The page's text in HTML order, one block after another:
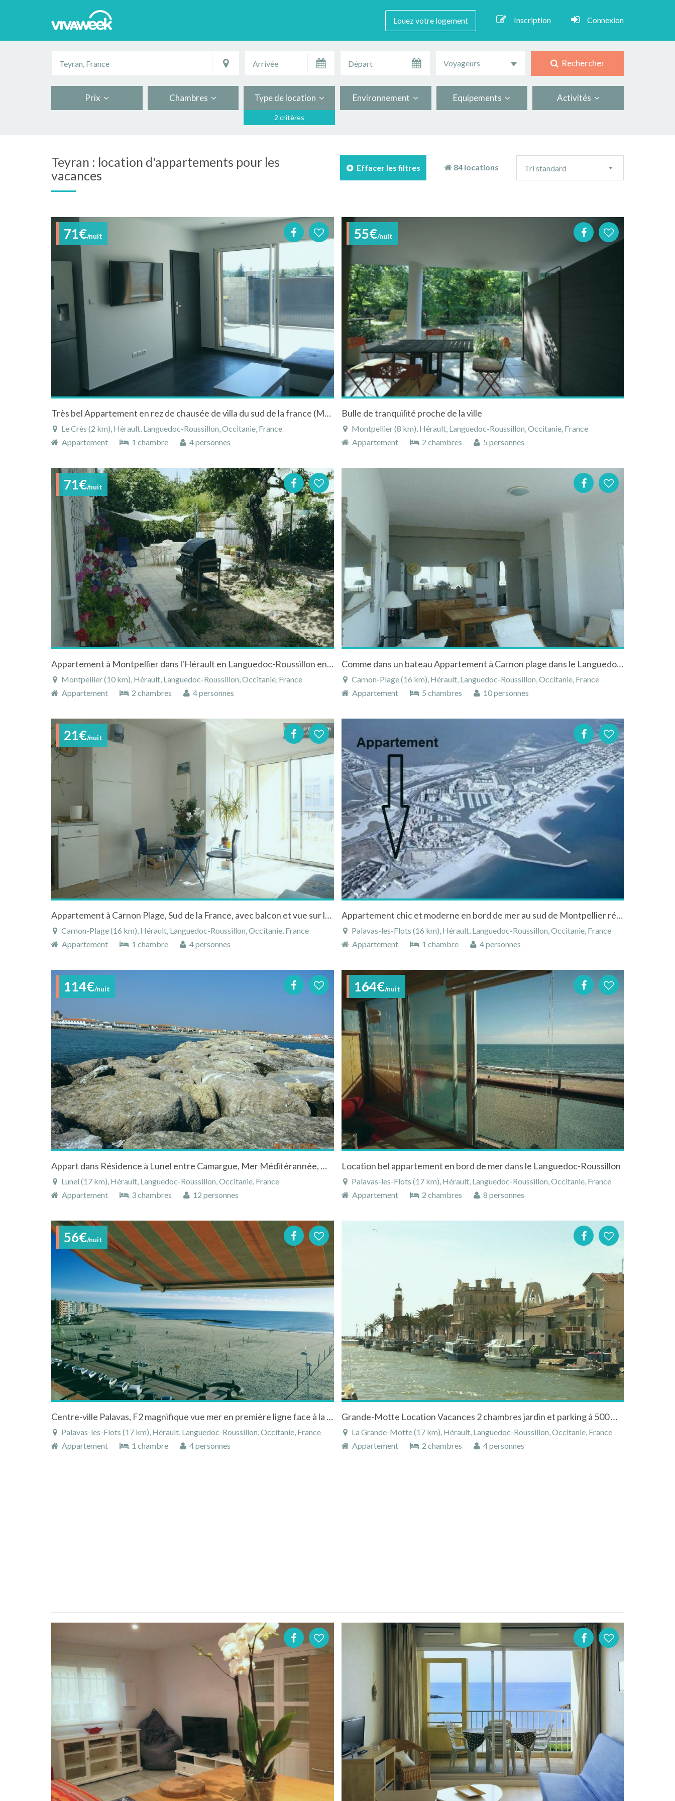
Louez votre logement Inscription Connexion
Voyageurs Rechercher
Prix Chambres Type de location
2 critères
Environnement Equipements Activités
Teyran : location d'appartements pour les
vacances
Effacer les filtres 84 locations
tri
Tri standard
71€/nuit
Très bel Appartement en rez de chausée de villa du sud de la france (Montpellier)
Le Crès (2 km), Hérault, Languedoc-Roussillon, Occitanie, France
Appartement
1 chambre 4 personnes
55€/nuit
Bulle de tranquilité proche de la ville
Montpellier (8 km), Hérault, Languedoc-Roussillon, Occitanie, France
Appartement
2 chambres 5 personnes
71€/nuit
Appartement à Montpellier dans l'Hérault en Languedoc-Roussillon entre la mer et la ville
Montpellier (10 km), Hérault, Languedoc-Roussillon, Occitanie, France
Appartement
2 chambres 4 personnes
Comme dans un bateau Appartement à Carnon plage dans le Languedoc-Roussillon
Carnon-Plage (16 km), Hérault, Languedoc-Roussillon, Occitanie, France
Appartement
5 chambres 10 personnes
21€/nuit
Appartement à Carnon Plage, Sud de la France, avec balcon et vue sur la mer
Carnon-Plage (16 km), Hérault, Languedoc-Roussillon, Occitanie, France
Appartement
1 chambre 4 personnes
Appartement chic et moderne en bord de mer au sud de Montpellier région Languedoc Roussillon
Palavas-les-Flots (16 km), Hérault, Languedoc-Roussillon, Occitanie, France
Appartement
1 chambre 4 personnes
114€/nuit
Appart dans Résidence à Lunel entre Camargue, Mer Méditérannée, Montagne, Espagn
Lunel (17 km), Hérault, Languedoc-Roussillon, Occitanie, France
Appartement
3 chambres 12 personnes
164€/nuit
Location bel appartement en bord de mer dans le Languedoc-Roussillon
Palavas-les-Flots (17 km), Hérault, Languedoc-Roussillon, Occitanie, France
Appartement
2 chambres 8 personnes
56€/nuit
Centre-ville Palavas, F2 magnifique vue mer en première ligne face à la plage
Palavas-les-Flots (17 km), Hérault, Languedoc-Roussillon, Occitanie, France
Appartement
1 chambre 4 personnes
Grande-Motte Location Vacances 2 chambres jardin et parking à 500 m de la plage
La Grande-Motte (17 km), Hérault, Languedoc-Roussillon, Occitanie, France
Appartement
2 chambres 4 personnes